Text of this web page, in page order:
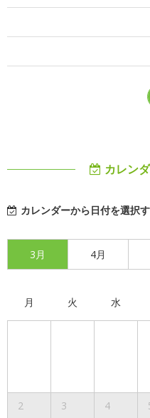
カレン
カレンダーから日付を選択
3月 4月
月 火 水
2 3 4